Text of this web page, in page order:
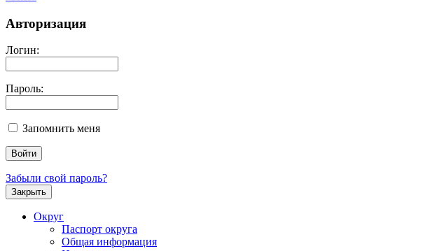
Авторизация
Логин:
Пароль:
Запомнить меня
Забыли свой пароль?
Закрыть
Округ
Паспорт округа
Общая информация